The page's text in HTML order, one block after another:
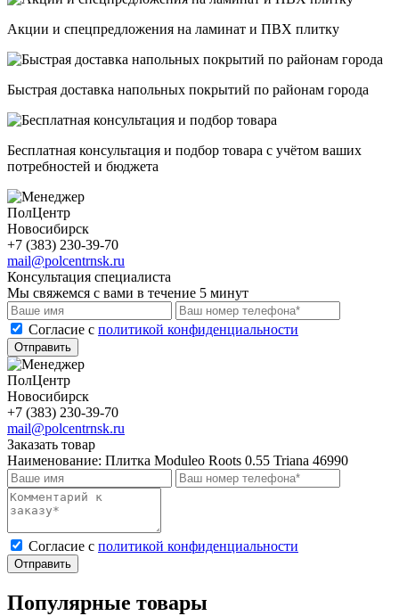
Акции и спецпредложения на ламинат и ПВХ плитку
Быстрая доставка напольных покрытий по районам города
Бесплатная консультация и подбор товара с учётом ваших
потребностей и бюджета
ПолЦентр
Новосибирск
+7 (383) 230-39-70
mail@polcentrnsk.ru
Консультация специалиста
Мы свяжемся с вами в течение 5 минут
Cогласие с политикой конфиденциальности
Отправить
ПолЦентр
Новосибирск
+7 (383) 230-39-70
mail@polcentrnsk.ru
Заказать товар
Наименование: Плитка Moduleo Roots 0.55 Triana 46990
Cогласие с политикой конфиденциальности
Отправить
Популярные товары